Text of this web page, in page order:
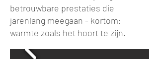
betrouwbare prestaties die
jarenlang meegaan - kortom:
warmte zoals het hoort te zijn.